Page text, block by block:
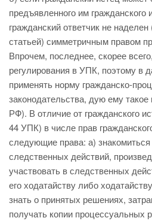
предъявленного им гражданского
гражданский ответчик не
статьей) симметричным правом
Впрочем, последнее, скорее
регулирования в УПК, поэтому в
применять норму гражданско-
законодательства, дую ему такое
РФ). В отличие от гражданского
44 УПК) в числе прав
следующие права: а)
следственных действий,
участвовать в следственных
его ходатайству либо
знать о принятых решениях,
получать копии процессуальных